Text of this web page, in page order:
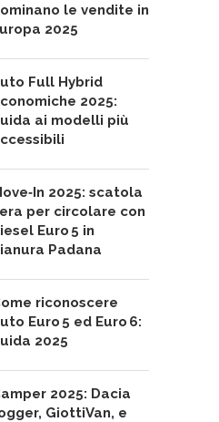
le vendite in
2025
Full Hybrid
2025:
ai modelli più
2025: scatola
per circolare con
Euro 5 in
Padana
riconoscere
Euro 5 ed Euro 6:
2025
2025: Dacia
GiottiVan, e